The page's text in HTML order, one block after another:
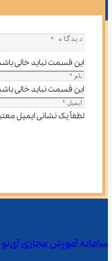
این قسمت نباید خالی
این قسمت نباید خالی
لطفاً یک نشانی ایمیل
سامانه آموزش مجازی آی‌نو